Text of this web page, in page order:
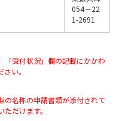
054－22
1-2691
「受付状況」欄の記載にかかわ
い。
の名称の申請書類が添付されて
だけます。